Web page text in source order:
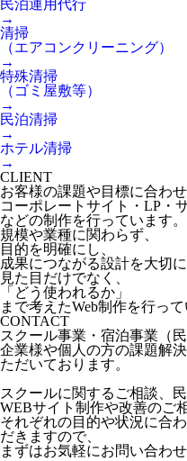
民泊運用代行
→
清掃
（エアコンクリーニング）
→
特殊清掃
（ゴミ屋敷等）
→
民泊清掃
→
ホテル清掃
→
CLIENT
お客様の課題や目標に合わせ
コーポレートサイト・LP・
などの制作を行っています。
規模や業種に関わらず、
目的を明確にし、
成果につながる設計を大切に
見た目だけでなく、
「どう使われるか」
まで考えたWeb制作を行って
CONTACT
スクール事業・宿泊事業（
企業様や個人の方の課題解
ただいております。
スクールに関するご相談、
WEBサイト制作や改善のご
それぞれの目的や状況に合
だきますので、
まずはお気軽にお問い合わせ